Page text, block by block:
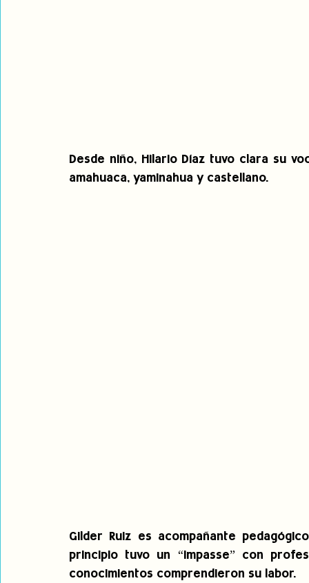
Desde niño, Hilario Díaz tuvo clara su
amahuaca, yaminahua y castellano.
Gilder Ruiz es acompañante
principio tuvo un “impasse” con
conocimientos comprendieron su labor.